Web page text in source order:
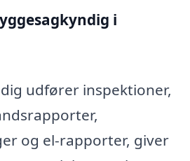
i
udfører inspektioner,
og el-rapporter, giver